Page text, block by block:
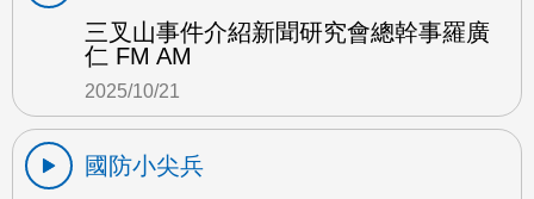
三叉山事件介紹新聞研究會總幹事羅廣
仁 FM AM
2025/10/21
國防小尖兵